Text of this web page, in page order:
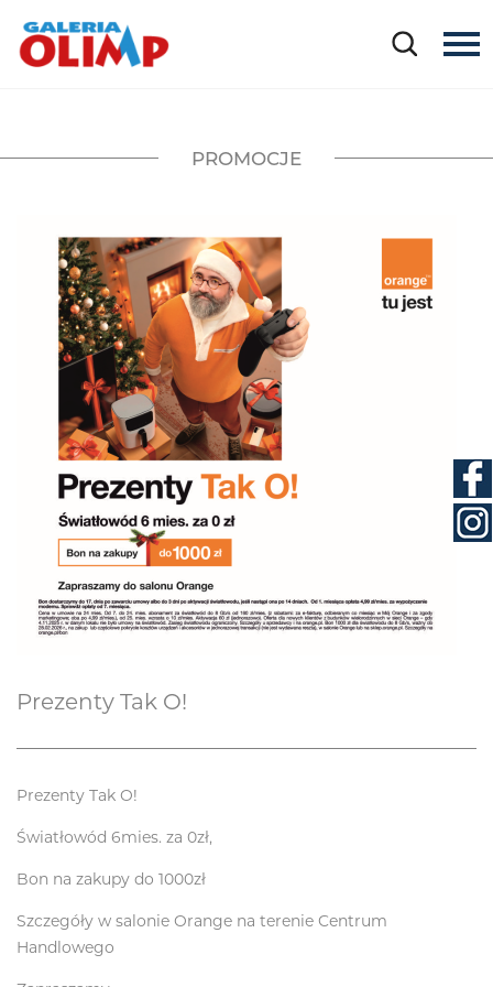
PROMOCJE
Prezenty Tak O!
Prezenty Tak O!
Światłowód 6mies. za 0zł,
Bon na zakupy do 1000zł
Szczegóły w salonie Orange na terenie Centrum
Handlowego